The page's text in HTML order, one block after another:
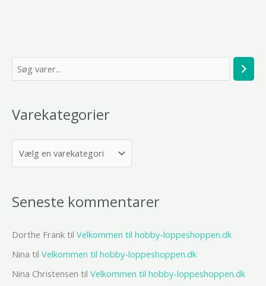
ø
Varekategorier
Seneste kommentarer
Dorthe Frank til Velkommen til hobby-loppeshoppen.dk
Nina til Velkommen til hobby-loppeshoppen.dk
Nina Christensen til Velkommen til hobby-loppeshoppen.dk